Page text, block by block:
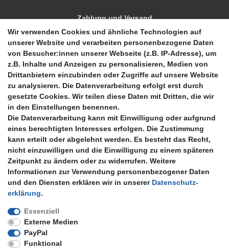
Zahlung und Versand
Widerrufsrecht
Widerrufsformular
Hilfe
Mein Konto
Unternehmen
Kontakt
Datenschutzerklärung
AGB Kundeninformationen
Impressum
Wir verwenden Cookies und ähnliche Technologien auf
unserer Website und verarbeiten personenbezogene Daten
von Besucher:innen unserer Webseite (z.B. IP-Adresse), um
z.B. Inhalte und Anzeigen zu personalisieren, Medien von
Drittanbietern einzubinden oder Zugriffe auf unsere Website
zu analysieren. Die Datenverarbeitung erfolgt erst durch
gesetzte Cookies. Wir teilen diese Daten mit Dritten, die wir
in den Einstellungen benennen.
Die Datenverarbeitung kann mit Einwilligung oder aufgrund
eines berechtigten Interesses erfolgen. Die Zustimmung
kann erteilt oder abgelehnt werden. Es besteht das Recht,
nicht einzuwilligen und die Einwilligung zu einem späteren
Zeitpunkt zu ändern oder zu widerrufen. Weitere
Informationen zur Verwendung personenbezogener Daten
und den Diensten erklären wir in unserer Daten­schutz­
erklärung.
Essenziell
Externe Medien
PayPal
Funktional